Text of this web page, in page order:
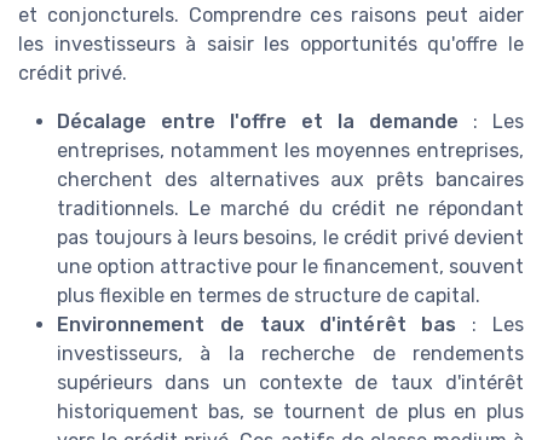
et conjoncturels. Comprendre ces raisons peut aider
les investisseurs à saisir les opportunités qu'offre le
crédit privé.
Décalage entre l'offre et la demande : Les
entreprises, notamment les moyennes entreprises,
cherchent des alternatives aux prêts bancaires
traditionnels. Le marché du crédit ne répondant
pas toujours à leurs besoins, le crédit privé devient
une option attractive pour le financement, souvent
plus flexible en termes de structure de capital.
Environnement de taux d'intérêt bas : Les
investisseurs, à la recherche de rendements
supérieurs dans un contexte de taux d'intérêt
historiquement bas, se tournent de plus en plus